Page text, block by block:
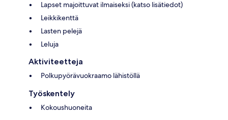
Lapset majoittuvat ilmaiseksi (katso lisätiedot)
Leikkikenttä
Lasten pelejä
Leluja
Aktiviteetteja
Polkupyörävuokraamo lähistöllä
Työskentely
Kokoushuoneita